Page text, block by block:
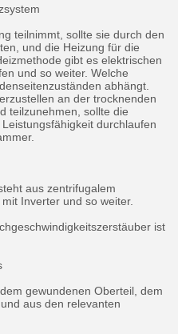
teilnimmt, sollte sie durch den
und die Heizung für die
gibt es elektrischen
und so weiter. Welche
abhängt.
an der trocknenden
teilzunehmen, sollte die
durchlaufen
aus zentrifugalem
Inverter und so weiter.
ist
gewundenen Oberteil, dem
aus den relevanten